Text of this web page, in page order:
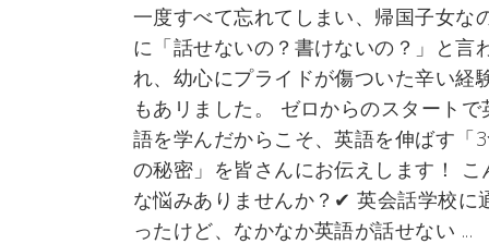
一度すべて忘れてしまい、帰国子女な
に「話せないの？書けないの？」と言
れ、幼心にプライドが傷ついた辛い経
もあリました。 ゼロからのスタートで
語を学んだからこそ、英語を伸ばす「
の秘密」を皆さんにお伝えします！ こ
な悩みありませんか？✔︎ 英会話学校に
ったけど、なかなか英語が話せない